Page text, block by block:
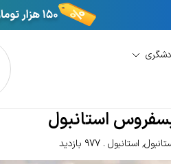
استانبول
, استانبول 977 بازدید